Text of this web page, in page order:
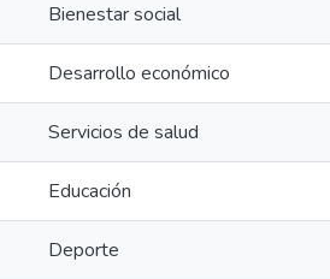
Bienestar social
Desarrollo económico
Servicios de salud
Educación
Deporte